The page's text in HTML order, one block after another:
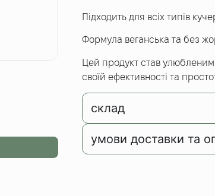
Підходить для всіх типів
Формула веганська та без
Цей продукт став
своїй ефективності та
склад
умови доставки та